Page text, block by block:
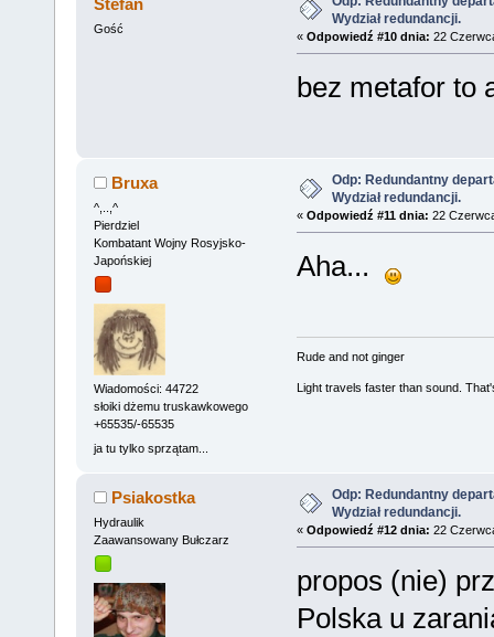
Gość
Wydział redundancji.
« Odpowiedź #10 dnia: 22
bez metafor to
Bruxa
^,..,^
Pierdziel
Kombatant Wojny Rosyjsko-
Japońskiej
Wiadomości: 44722
słoiki dżemu truskawkowego
+65535/-65535
ja tu tylko sprzątam...
Odp: Redundantny
Wydział redundancji.
« Odpowiedź #11 dnia: 22
Aha...
Rude and not ginger
Light travels faster than sound.
Psiakostka
Hydraulik
Zaawansowany Bułczarz
Odp: Redundantny
Wydział redundancji.
« Odpowiedź #12 dnia: 22
propos (nie)
Polska u